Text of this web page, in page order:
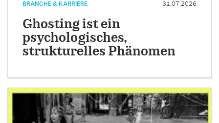
BRANCHE & KARRIERE 31.07.2026
Ghosting ist ein
psychologisches,
strukturelles Phänomen